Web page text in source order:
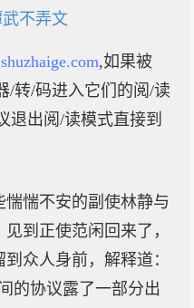
不弄文
,如果被
/转/码进入它们的阅/读
退出阅/读模式直接到
惴不安的副使林静与
到正使范闲回来了，
众人身前，解释道：
的协议露了一部分出